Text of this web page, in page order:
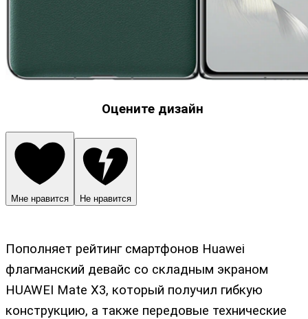
Оцените дизайн
Мне нравится Не нравится
Пополняет рейтинг смартфонов Huawei
флагманский девайс со складным экраном
HUAWEI Mate X3, который получил гибкую
конструкцию, а также передовые технические